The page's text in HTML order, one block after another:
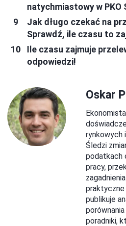
natychmiastowy w PKO
Jak długo czekać na
Sprawdź, ile czasu to
Ile czasu zajmuje
odpowiedzi!
Oskar
rynkowych
Śledzi
podatkach
pracy,
praktyczne
publikuje
poradniki,